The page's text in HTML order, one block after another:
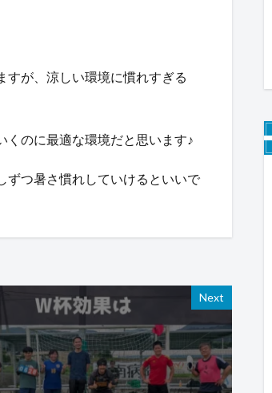
すが、涼しい環境に慣れすぎる
くのに最適な環境だと思います♪
ずつ暑さ慣れしていけるといいで
Next